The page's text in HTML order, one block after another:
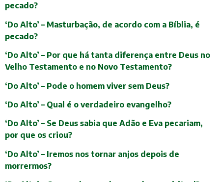
pecado?
‘Do Alto’ – Masturbação, de acordo com a Bíblia, é
pecado?
‘Do Alto’ – Por que há tanta diferença entre Deus no
Velho Testamento e no Novo Testamento?
‘Do Alto’ – Pode o homem viver sem Deus?
‘Do Alto’ – Qual é o verdadeiro evangelho?
‘Do Alto’ – Se Deus sabia que Adão e Eva pecariam,
por que os criou?
‘Do Alto’ – Iremos nos tornar anjos depois de
morrermos?